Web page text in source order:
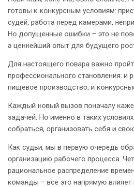
готовы к конкурсным условиям:
судей, работа перед камерами,
Но допущенные ошибки – это не
а ценнейший опыт для будущего
Для настоящего повара важно
профессионального становления: и
пищевое производство, и
Каждый новый вызов поначалу
задачей. Но именно в таких
собраться, организовать себя и
Как судьи, мы в первую очередь
организацию рабочего процесса.
рациональное распределение
команды – все это напрямую влияет